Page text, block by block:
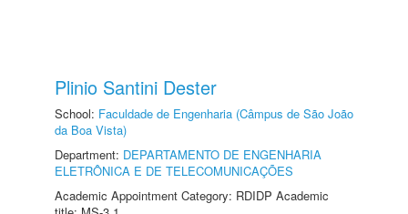
Plinio Santini Dester
School: Faculdade de Engenharia (Câmpus de São João
da Boa Vista)
Department: DEPARTAMENTO DE ENGENHARIA
ELETRÔNICA E DE TELECOMUNICAÇÕES
Academic Appointment Category: RDIDP Academic